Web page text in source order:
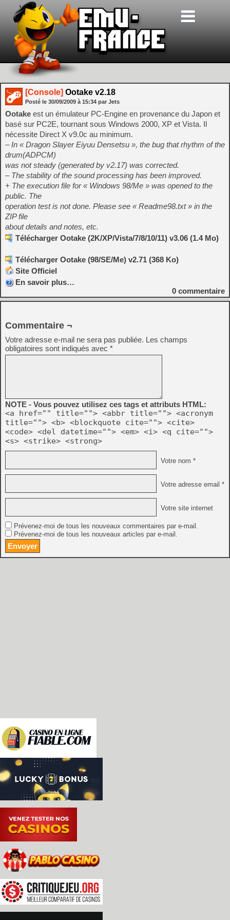
[Console] Ootake v2.18
Posté le 30/09/2009 à 15:34 par Jets
Ootake est un émulateur PC-Engine en provenance du Japon et
basé sur PC2E, tournant sous Windows 2000, XP et Vista. Il
nécessite Direct X v9.0c au minimum.
– In « Dragon Slayer Eiyuu Densetsu », the bug that rhythm of the
drum(ADPCM)
was not steady (generated by v2.17) was corrected.
– The stability of the sound processing has been improved.
+ The execution file for « Windows 98/Me » was opened to the
public. The
operation test is not done. Please see « Readme98.txt » in the
ZIP file
about details and notes, etc.
Télécharger Ootake (2K/XP/Vista/7/8/10/11) v3.06 (1.4 Mo)
Télécharger Ootake (98/SE/Me) v2.71 (368 Ko)
Site Officiel
En savoir plus…
0 commentaire
Commentaire ¬
Votre adresse e-mail ne sera pas publiée. Les champs
obligatoires sont indiqués avec *
NOTE - Vous pouvez utilisez ces tags et attributs HTML:
<a href="" title=""> <abbr title=""> <acronym
title=""> <b> <blockquote cite=""> <cite>
<code> <del datetime=""> <em> <i> <q cite="">
<s> <strike> <strong>
Votre nom *
Votre adresse email *
Votre site internet
Prévenez-moi de tous les nouveaux commentaires par e-mail.
Prévenez-moi de tous les nouveaux articles par e-mail.